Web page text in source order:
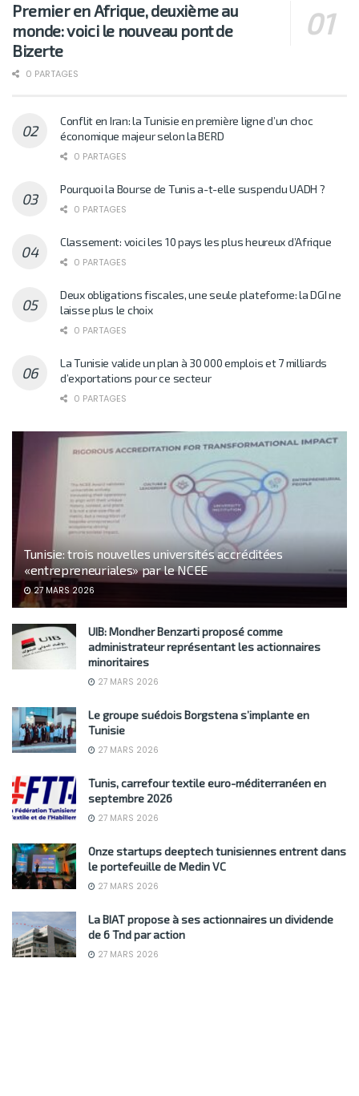
Premier en Afrique, deuxième au
monde: voici le nouveau pont de
Bizerte
0 PARTAGES
Conflit en Iran: la Tunisie en première ligne d’un choc
économique majeur selon la BERD
0 PARTAGES
Pourquoi la Bourse de Tunis a-t-elle suspendu UADH ?
0 PARTAGES
Classement: voici les 10 pays les plus heureux d’Afrique
0 PARTAGES
Deux obligations fiscales, une seule plateforme: la DGI ne
laisse plus le choix
0 PARTAGES
La Tunisie valide un plan à 30 000 emplois et 7 milliards
d’exportations pour ce secteur
0 PARTAGES
Tunisie: trois nouvelles universités accréditées
«entrepreneuriales» par le NCEE
27 MARS 2026
UIB: Mondher Benzarti proposé comme
administrateur représentant les actionnaires
minoritaires
27 MARS 2026
Le groupe suédois Borgstena s’implante en
Tunisie
27 MARS 2026
Tunis, carrefour textile euro-méditerranéen en
septembre 2026
27 MARS 2026
Onze startups deeptech tunisiennes entrent dans
le portefeuille de Medin VC
27 MARS 2026
La BIAT propose à ses actionnaires un dividende
de 6 Tnd par action
27 MARS 2026